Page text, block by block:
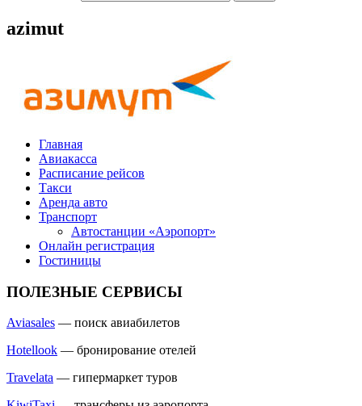
azimut
Главная
Авиакасса
Расписание рейсов
Такси
Аренда авто
Транспорт
Автостанции «Аэропорт»
Онлайн регистрация
Гостиницы
ПОЛЕЗНЫЕ СЕРВИСЫ
Aviasales — поиск авиабилетов
Hotellook — бронирование отелей
Travelata — гипермаркет туров